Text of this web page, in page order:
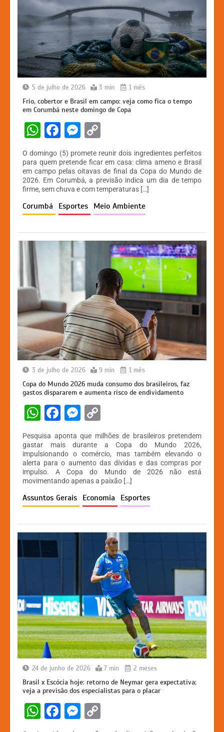
5 de julho de 2026 3 min 1 mês
Frio, cobertor e Brasil em campo: veja como fica o tempo
em Corumbá neste domingo de Copa
W
h
at
s
A
p
F
a
c
e
b
o
k
M
s
s
e
n
er
p
y
Li
n
O domingo (5) promete reunir dois ingredientes perfeitos
para quem pretende ficar em casa: clima ameno e Brasil
em campo pelas oitavas de final da Copa do Mundo de
2026. Em Corumbá, a previsão indica um dia de tempo
firme, sem chuva e com temperaturas […]
Corumbá Esportes Meio Ambiente
3 de julho de 2026 9 min 1 mês
Copa do Mundo 2026 muda consumo dos brasileiros, faz
gastos dispararem e aumenta risco de endividamento
W
h
at
s
A
p
p
F
c
e
b
o
o
k
M
s
s
e
n
g
er
o
p
y
Li
n
k
Pesquisa aponta que milhões de brasileiros pretendem
gastar mais durante a Copa do Mundo 2026,
impulsionando o comércio, mas também elevando o
alerta para o aumento das dívidas e das compras por
impulso. A Copa do Mundo de 2026 não está
movimentando apenas a paixão […]
Assuntos Gerais Economia Esportes
24 de junho de 2026 7 min 2 meses
Brasil x Escócia hoje: retorno de Neymar gera expectativa;
veja a previsão dos especialistas para o placar
W F
M